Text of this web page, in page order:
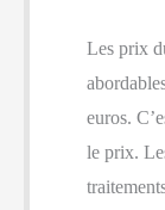
Les prix
euros.
le prix.